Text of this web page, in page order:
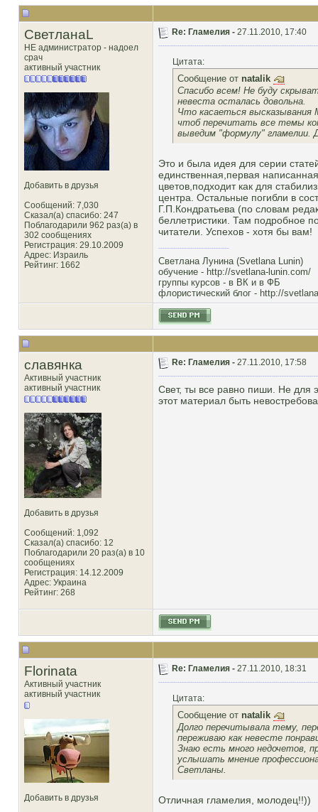
СветланаL
НЕ администратор - надоел
срач
активный участник
Добавить в друзья
Сообщений: 7,030
Сказал(а) спасибо: 247
Поблагодарили 962 раз(а) в
302 сообщениях
Регистрация: 29.10.2009
Адрес: Израиль
Рейтинг: 1662
Re: Гламелия - 27.11.2010, 17:40
Цитата:
Сообщение от natalik
Спасибо всем! Не буду
невеста осталась довольна.
Что касаеться высказывания
чтоб перечитать все темы
выведим "формулу" гламелии.
Это и была идея для серии
единственная,первая
цветов,подходит как для
центра. Остальные погибли в
Г.П.Кондратьева (по словам
беллетристики. Там подробное
читатели. Успехов - хотя бы вам!
Светлана Лунина (Svetlana Lunin)
обучение - http://svetlana-lunin.com/
группы курсов - в ВК и в ФБ
флористический блог - http://
славянка
Активный участник
активный участник
Добавить в друзья
Сообщений: 1,092
Сказал(а) спасибо: 12
Поблагодарили 20 раз(а) в 10
сообщениях
Регистрация: 14.12.2009
Адрес: Украина
Рейтинг: 268
Re: Гламелия - 27.11.2010, 17:58
Свет, ты все равно пиши. Не для
этот материал быть
Florinata
Активный участник
активный участник
Добавить в друзья
Re: Гламелия - 27.11.2010, 18:31
Цитата:
Сообщение от natalik
Долго перечитывала тему,
переживаю как невесте
Знаю есть много недочетов,
услышать мнение
Светланы.
Отличная гламелия, молодец!!))